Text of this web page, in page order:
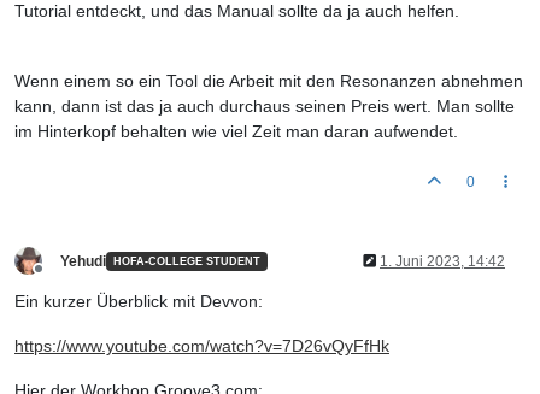
Tutorial entdeckt, und das Manual sollte da ja auch helfen.
Wenn einem so ein Tool die Arbeit mit den Resonanzen abnehmen
kann, dann ist das ja auch durchaus seinen Preis wert. Man sollte
im Hinterkopf behalten wie viel Zeit man daran aufwendet.
0
Yehudi HOFA-COLLEGE STUDENT 1. Juni 2023, 14:42
Ein kurzer Überblick mit Devvon:
https://www.youtube.com/watch?v=7D26vQyFfHk